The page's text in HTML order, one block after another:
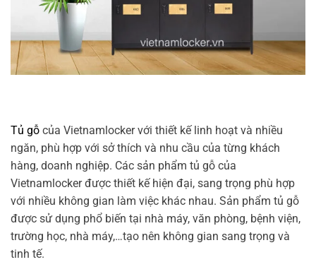
Tủ gỗ của Vietnamlocker với thiết kế linh hoạt và nhiều
ngăn, phù hợp với sở thích và nhu cầu của từng khách
hàng, doanh nghiệp. Các sản phẩm tủ gỗ của
Vietnamlocker được thiết kế hiện đại, sang trọng phù hợp
với nhiều không gian làm việc khác nhau. Sản phẩm tủ gỗ
được sử dụng phổ biến tại nhà máy, văn phòng, bệnh viện,
trường học, nhà máy,…tạo nên không gian sang trọng và
tinh tế.